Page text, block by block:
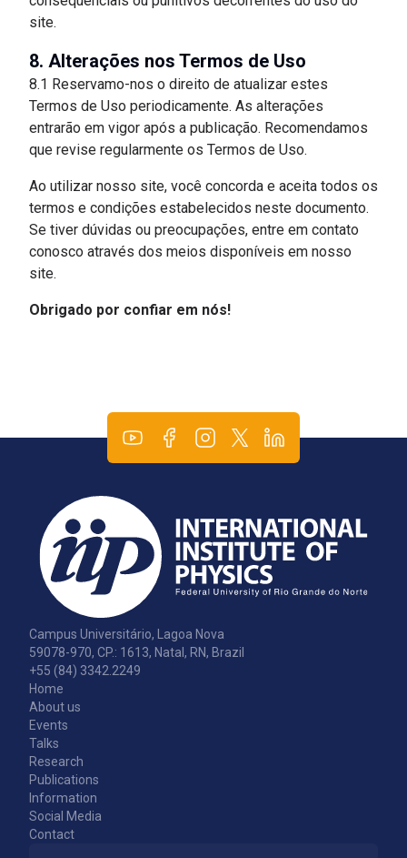
site.
8. Alterações nos Termos de Uso
8.1 Reservamo-nos o direito de atualizar estes
Termos de Uso periodicamente. As alterações
entrarão em vigor após a publicação. Recomendamos
que revise regularmente os Termos de Uso.
Ao utilizar nosso site, você concorda e aceita todos os
termos e condições estabelecidos neste documento.
Se tiver dúvidas ou preocupações, entre em contato
conosco através dos meios disponíveis em nosso
site.
Obrigado por confiar em nós!
Campus Universitário, Lagoa Nova
59078-970, CP.: 1613, Natal, RN, Brazil
+55 (84) 3342.2249
Home
About us
Events
Talks
Research
Publications
Information
Social Media
Contact